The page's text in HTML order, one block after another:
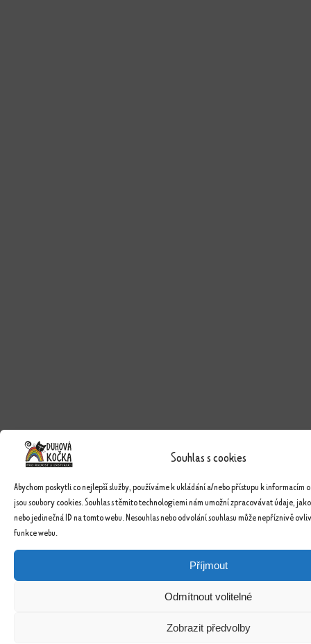
Souhlas s cookies
Abychom poskytli co nejlepší služby, používáme k ukládání a/nebo přístupu k informacím
jsou soubory cookies. Souhlas s těmito technologiemi nám umožní zpracovávat údaje,
nebo jedinečná ID na tomto webu. Nesouhlas nebo odvolání souhlasu může nepříznivě
funkce webu.
Příjmout
Odmítnout volitelné
Zobrazit předvolby